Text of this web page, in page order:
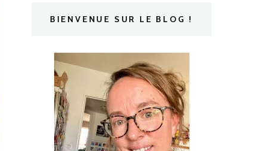
BIENVENUE SUR LE BLOG !